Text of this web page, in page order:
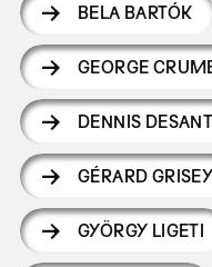
BELA BARTÓK
GEORGE
DENNIS
GÉRARD GRISEY
GYÖRGY LIGETI